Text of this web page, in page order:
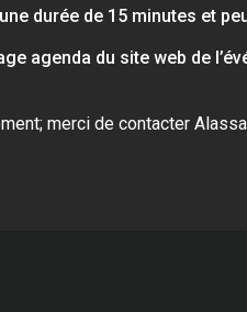
durée de 15 minutes et
agenda du site web de
merci de contacter